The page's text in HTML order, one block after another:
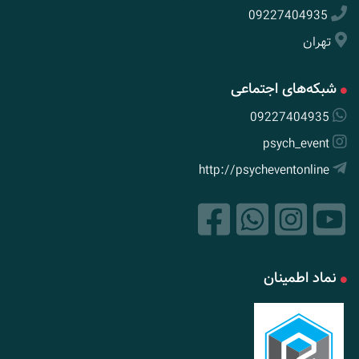
09227404935
تهران
شبکه‌های اجتماعی
09227404935
psych_event
http://psycheventonline
نماد اطمینان